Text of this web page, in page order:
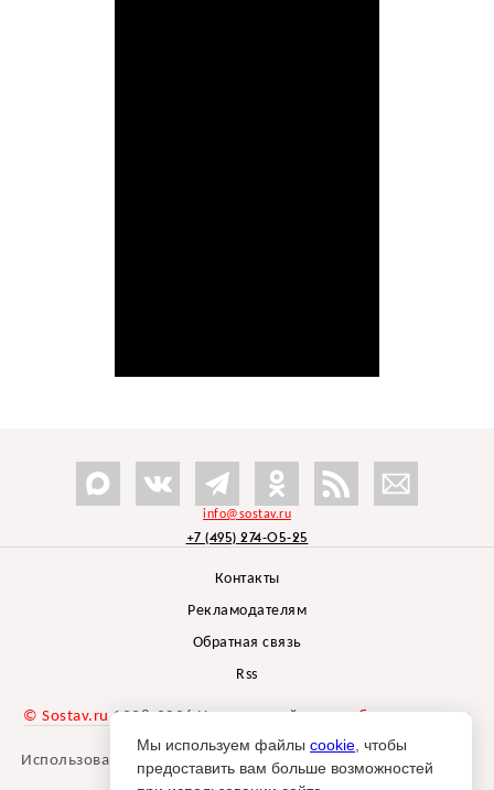
info@sostav.ru
+7 (495) 274-05-25
Контакты
Рекламодателям
Обратная связь
Rss
© Sostav.ru 1998-2026 Независимый проектбрендингового
агентства Depot
Использование материалов Sostav.ru допустимо только при
указании источника.
Мы используем файлы cookie , чтобы
предоставить вам больше возможностей